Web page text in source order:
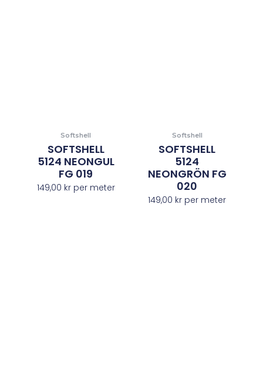
Softshell
SOFTSHELL
5124 NEONGUL
FG 019
149,00 krper meter
Softshell
SOFTSHELL
5124
NEONGRÖN FG
020
149,00 kr per meter